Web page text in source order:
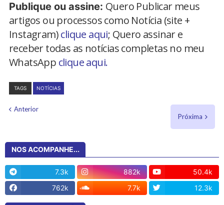
Publique ou assine: Quero Publicar meus
artigos ou processos como Notícia (site +
Instagram)clique aqui; Quero assinar e
receber todas as notícias completas no meu
WhatsApp clique aqui.
TAGS NOTÍCIAS
Anterior
Próxima
NOS ACOMPANHE...
7.3k 882k
50.4k
762k
7.7k 12.3k